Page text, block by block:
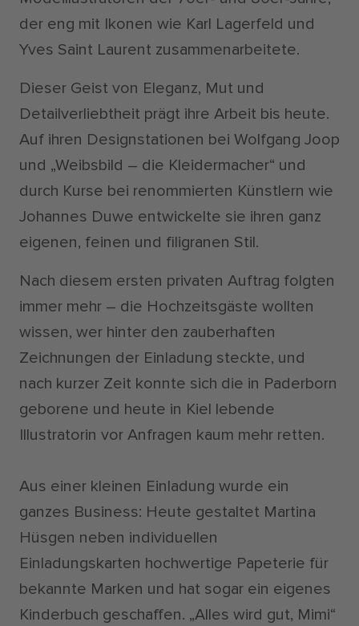
der eng mit Ikonen wie Karl Lagerfeld und
Yves Saint Laurent zusammenarbeitete.
Dieser Geist von Eleganz, Mut und
Detailverliebtheit prägt ihre Arbeit bis heute.
Auf ihren Designstationen bei Wolfgang Joop
und „Weibsbild – die Kleidermacher“ und
durch Kurse bei renommierten Künstlern wie
Johannes Duwe entwickelte sie ihren ganz
eigenen, feinen und filigranen Stil.
Nach diesem ersten privaten Auftrag folgten
immer mehr – die Hochzeitsgäste wollten
wissen, wer hinter den zauberhaften
Zeichnungen der Einladung steckte, und
nach kurzer Zeit konnte sich die in Paderborn
geborene und heute in Kiel lebende
Illustratorin vor Anfragen kaum mehr retten.
Aus einer kleinen Einladung wurde ein
ganzes Business: Heute gestaltet Martina
Hüsgen neben individuellen
Einladungskarten hochwertige Papeterie für
bekannte Marken und hat sogar ein eigenes
Kinderbuch geschaffen. „Alles wird gut, Mimi“